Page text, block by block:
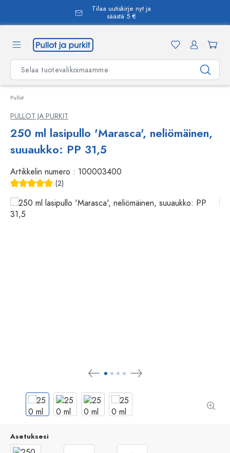
Tilaa uutiskirje nyt ja
säästä 5 €
Pullot
PULLOT JA PURKIT
250 ml lasipullo 'Marasca', neliömäinen,
suuaukko: PP 31,5
Artikkelin numero : 100003400
(2)
Asetuksesi